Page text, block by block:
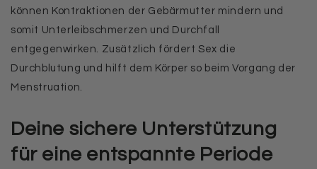
können Kontraktionen der Gebärmutter mindern und
somit Unterleibschmerzen und Durchfall
entgegenwirken. Zusätzlich fördert Sex die
Durchblutung und hilft dem Körper so beim Vorgang der
Menstruation.
Deine sichere Unterstützung
für eine entspannte Periode